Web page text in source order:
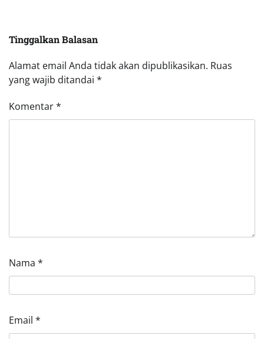
Tinggalkan Balasan
Alamat email Anda tidak akan dipublikasikan. Ruas
yang wajib ditandai *
Komentar*
Nama *
Email *